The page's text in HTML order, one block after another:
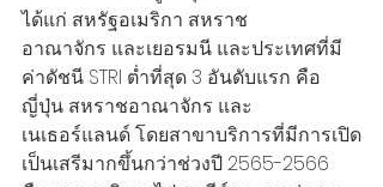
ได้แก่ สหรัฐอเมริกา สหราช
อาณาจักร และเยอรมนี และประเทศที่มี
ค่าดัชนี STRI ต่ำที่สุด 3 อันดับแรก คือ
ญี่ปุ่น สหราชอาณาจักร และ
เนเธอร์แลนด์ โดยสาขาบริการที่มีการเปิด
เป็นเสรีมากขึ้นกว่าช่วงปี 2565-2566